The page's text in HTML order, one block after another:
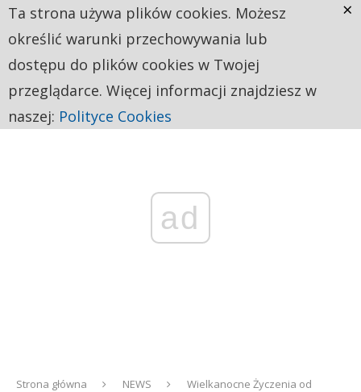
ad
Strona główna NEWS
Wielkanocne Życzenia od
Ta strona używa plików cookies. Możesz
określić warunki przechowywania lub
dostępu do plików cookies w Twojej
przeglądarce. Więcej informacji znajdziesz w
naszej: Polityce Cookies
×